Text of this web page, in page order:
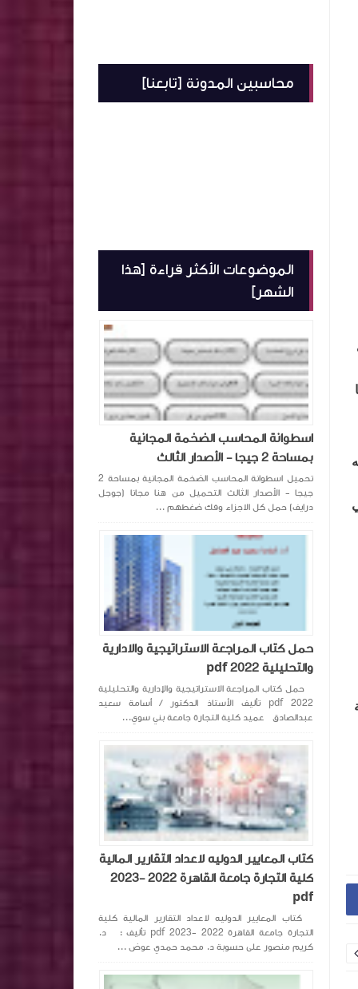

محاسبين المدونة [تابعنا]
الموضوعات الأكثر قراءة [هذا
الشهر]
اسطوانة المحاسب الضخمة المجانية
بمساحة 2 جيجا - الأصدار الثالث
تحميل اسطوانة المحاسب الضخمة المجانية بمساحة 2
جيجا - الأصدار الثالث التحميل من هنا مجانا (جوجل
درايف) حمل كل الاجزاء وفك ضغطهم ...
حمل كتاب المراجعة الاستراتيجية والادارية
والتحليلية pdf 2022
حمل كتاب المراجعة الاستراتيجية والإدارية والتحليلية
pdf 2022 تأليف الأستاذ الدكتور / أسامة سعيد
عبدالصادق عميد كلية التجارة جامعة بني سوي...
كتاب المعايير الدوليه لاعداد التقارير المالية
كلية التجارة جامعة القاهرة 2022 -2023
pdf
كتاب المعايير الدوليه لاعداد التقارير المالية كلية
التجارة جامعة القاهرة 2022 -2023 pdf تأليف : د.
كريم منصور على حسوبة د. محمد حمدي عوض ...